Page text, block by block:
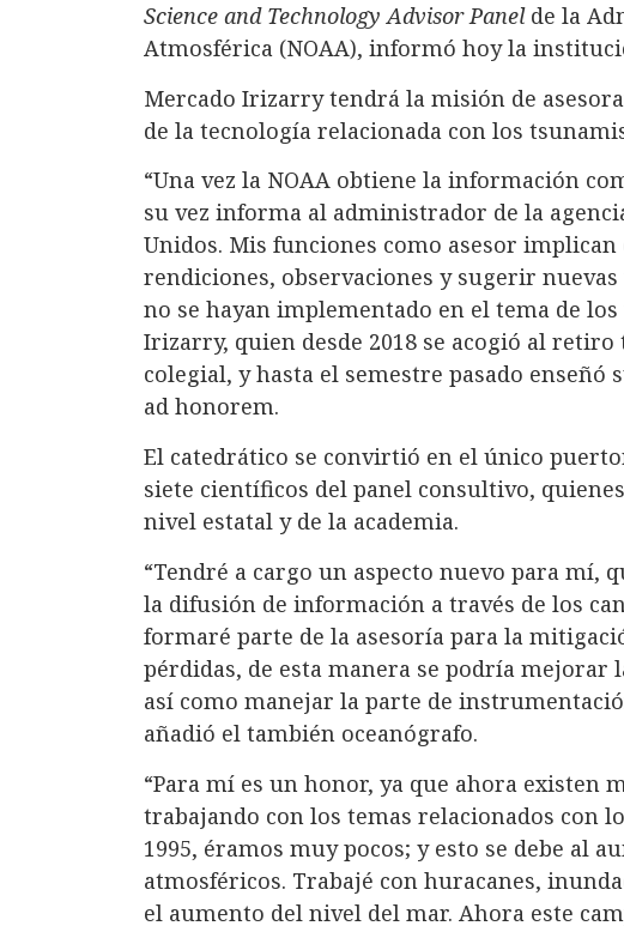
Science and Technology Advisor Panelde la
Atmosférica (NOAA), informó hoy la
Mercado Irizarry tendrá la misión de
de la tecnología relacionada con los
“Una vez la NOAA obtiene la información
su vez informa al administrador de la
Unidos. Mis funciones como asesor
rendiciones, observaciones y sugerir
no se hayan implementado en el tema de
Irizarry, quien desde 2018 se acogió al retiro
colegial, y hasta el semestre pasado enseñó
ad honorem.
El catedrático se convirtió en el único
siete científicos del panel consultivo,
nivel estatal y de la academia.
“Tendré a cargo un aspecto nuevo para mí,
la difusión de información a través de los
formaré parte de la asesoría para la
pérdidas, de esta manera se podría mejorar
así como manejar la parte de
añadió el también oceanógrafo.
“Para mí es un honor, ya que ahora existen
trabajando con los temas relacionados con
1995, éramos muy pocos; y esto se debe al
atmosféricos. Trabajé con huracanes,
el aumento del nivel del mar. Ahora este